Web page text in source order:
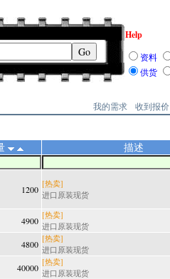
Help
资料
供货
我的需求 收到报价
描述
1200
[热卖]
进口原装现货
4900
[热卖]
进口原装现货
4800
[热卖]
进口原装现货
40000
[热卖]
进口原装现货